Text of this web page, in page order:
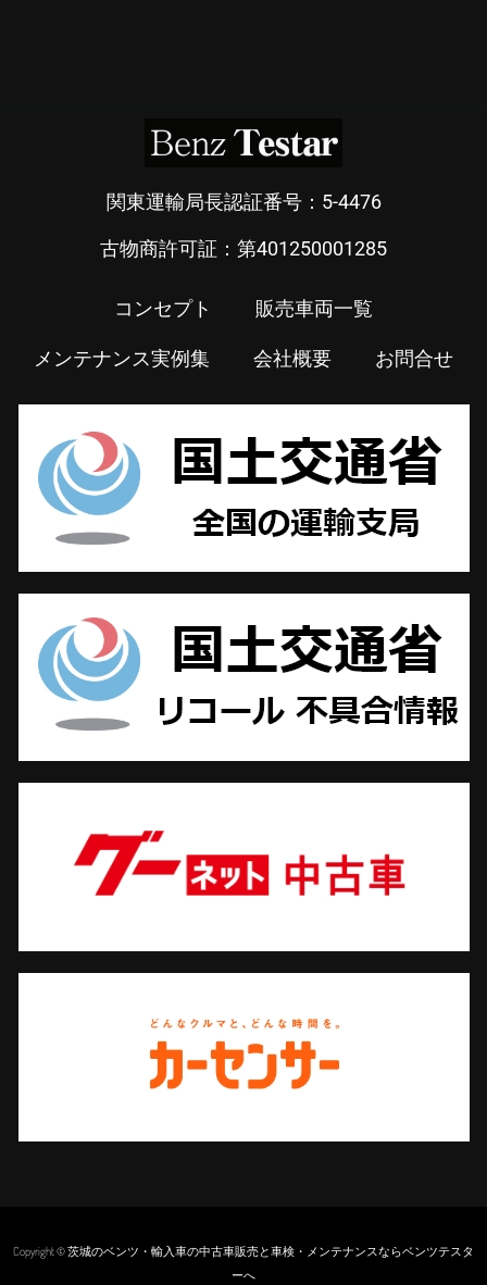
関東運輸局長認証番号：5-4476
古物商許可証：第401250001285
コンセプト 販売車両一覧
メンテナンス実例集 会社概要 お問合せ
Copyright © 茨城のベンツ・輸入車の中古車販売と車検・メンテナンスならベンツテスタ
ーへ